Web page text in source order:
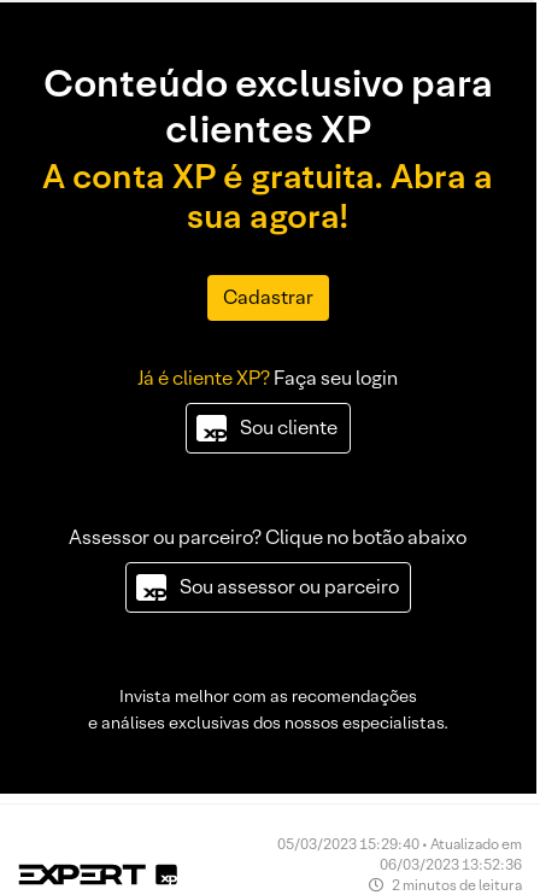
Conteúdo exclusivo para
clientes XP
A conta XP é gratuita. Abra a
sua agora!
Cadastrar
Já é cliente XP?Faça seu login
Sou cliente
Assessor ou parceiro? Clique no botão abaixo
Sou assessor ou parceiro
Invista melhor com as recomendações
e análises exclusivas dos nossos especialistas.
05/03/2023 15:29:40 • Atualizado em
06/03/2023 13:52:36
2 minutos de leitura